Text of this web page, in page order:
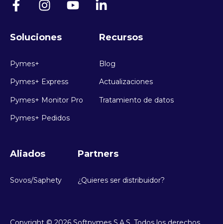
Soluciones
Pymes+
Pymes+ Express
Pymes+ Monitor Pro
Pymes+ Pedidos
Recursos
Blog
Actualizaciones
Tratamiento de datos
Aliados
Sovos/Saphety
Partners
¿Quieres ser distribuidor?